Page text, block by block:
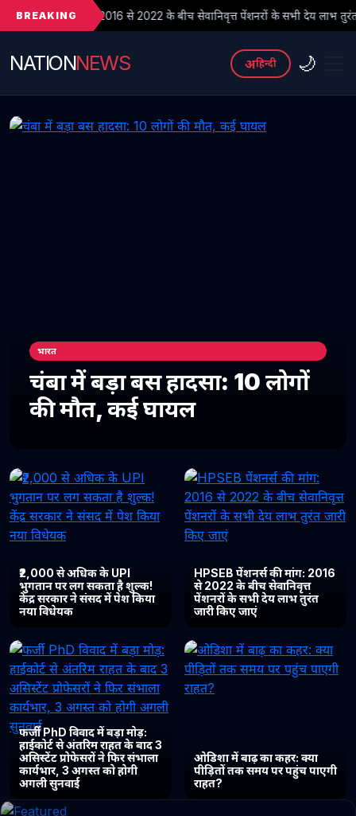
BREAKING
से 2022 के बीच सेवानिवृत्त पेंशनरों के सभी देय लाभ तुरंत जारी किए जाएं
NATIONNEWS अहिन्दी 🌙
भारत
चंबा में बड़ा बस हादसा: 10 लोगों
की मौत, कई घायल
₹2,000 से अधिक के UPI
भुगतान पर लग सकता है शुल्क!
केंद्र सरकार ने संसद में पेश किया
नया विधेयक
HPSEB पेंशनर्स की मांग: 2016
से 2022 के बीच सेवानिवृत्त
पेंशनरों के सभी देय लाभ तुरंत
जारी किए जाएं
फर्जी PhD विवाद में बड़ा मोड़:
हाईकोर्ट से अंतरिम राहत के बाद 3
असिस्टेंट प्रोफेसरों ने फिर संभाला
कार्यभार, 3 अगस्त को होगी
अगली सुनवाई
ओडिशा में बाढ़ का कहर: क्या
पीड़ितों तक समय पर पहुंच पाएगी
राहत?